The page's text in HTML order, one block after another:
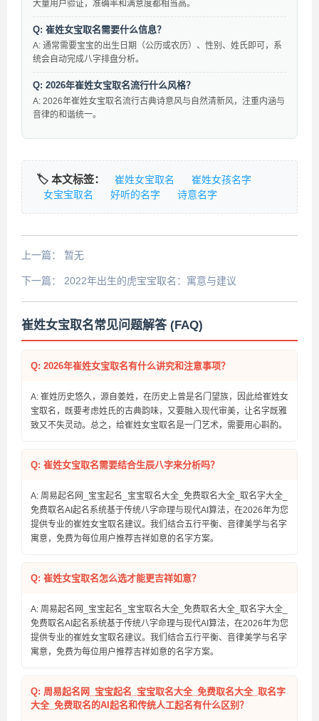
大量用户验证，准确率和满意度都相当高。
Q: 崔姓女宝取名需要什么信息？
A: 通常需要宝宝的出生日期（公历或农历）、性别、姓氏即可，系
统会自动完成八字排盘分析。
Q: 2026年崔姓女宝取名流行什么风格？
A: 2026年崔姓女宝取名流行古典诗意风与自然清新风，注重内涵与
音律的和谐统一。
🏷️ 本文标签： 崔姓女宝取名
崔姓女孩名字
女宝宝取名
好听的名字 诗意名字
上一篇： 暂无
下一篇： 2022年出生的虎宝宝取名：寓意与建议
崔姓女宝取名常见问题解答 (FAQ)
Q: 2026年崔姓女宝取名有什么讲究和注意事项？
A: 崔姓历史悠久，源自姜姓，在历史上曾是名门望族，因此给崔姓女
宝取名，既要考虑姓氏的古典韵味，又要融入现代审美，让名字既雅
致又不失灵动。总之，给崔姓女宝取名是一门艺术，需要用心斟酌。
Q: 崔姓女宝取名需要结合生辰八字来分析吗？
A: 周易起名网_宝宝起名_宝宝取名大全_免费取名大全_取名字大全_
免费取名AI起名系统基于传统八字命理与现代AI算法，在2026年为您
提供专业的崔姓女宝取名建议。我们结合五行平衡、音律美学与名字
寓意，免费为每位用户推荐吉祥如意的名字方案。
Q: 崔姓女宝取名怎么选才能更吉祥如意？
A: 周易起名网_宝宝起名_宝宝取名大全_免费取名大全_取名字大全_
免费取名AI起名系统基于传统八字命理与现代AI算法，在2026年为您
提供专业的崔姓女宝取名建议。我们结合五行平衡、音律美学与名字
寓意，免费为每位用户推荐吉祥如意的名字方案。
Q: 周易起名网_宝宝起名_宝宝取名大全_免费取名大全_取名字
大全_免费取名的AI起名和传统人工起名有什么区别？